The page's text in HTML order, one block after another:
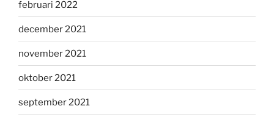
februari 2022
december 2021
november 2021
oktober 2021
september 2021